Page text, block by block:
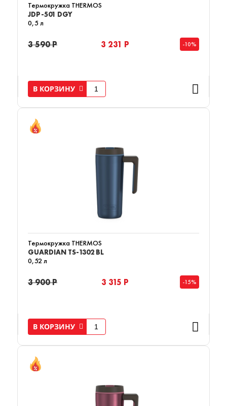
Термокружка THERMOS
JDP-501 DGY
0,5 л
3 590 Р 3 231 Р -10%
В КОРЗИНУ
Термокружка THERMOS
GUARDIAN TS-1302 BL
0,52 л
3 900 Р 3 315 Р -15%
В КОРЗИНУ